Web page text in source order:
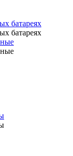
батареях
батареях